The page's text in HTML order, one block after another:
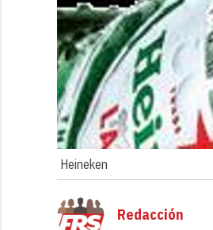
Heineken
Redacción